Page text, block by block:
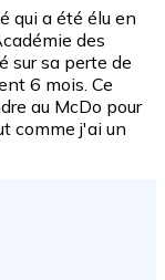
qui a été élu en
des
sur sa perte de
6 mois. Ce
au McDo pour
comme j'ai un